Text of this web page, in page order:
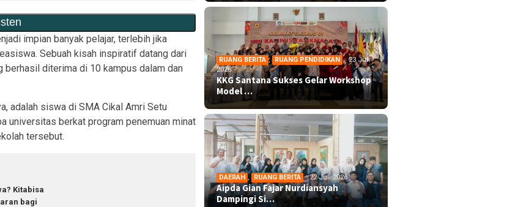
impian banyak pelajar, terlebih jika
Sebuah kisah inspiratif datang dari
berhasil diterima di 10 kampus dalam dan
adalah siswa di SMA Cikal Amri Setu
universitas berkat program penemuan minat
tersebut.
Kitabisa
bagi
RUANG BERITA , RUANG PENDIDIKAN
23 Juli
2026
KKG Santana Sukses Gelar Workshop
Model …
DAERAH , RUANG BERITA 22 Juli 2026
Aipda Gian Fajar Nurdiansyah
Dampingi Si…